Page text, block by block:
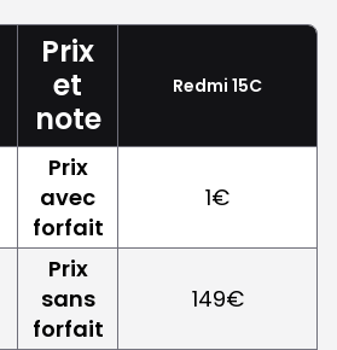
Prix
et
note
Redmi 15C
Prix
avec
forfait
1€
Prix
sans
forfait
149€